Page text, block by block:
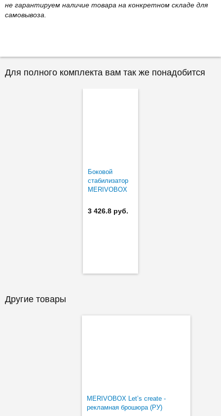
не гарантируем наличие товара на конкретном складе для
самовывоза.
Для полного комплекта вам так же понадобится
Боковой
стабилизатор
MERIVOBOX
3 426.8 руб.
Другие товары
MERIVOBOX Let’s create -
рекламная брошюра (РУ)